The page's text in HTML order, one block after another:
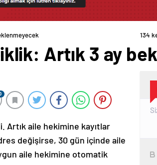
134
Artık 3 ay
aile hekimine kayıtlar
değişirse, 30 gün içinde aile
aile hekimine otomatik